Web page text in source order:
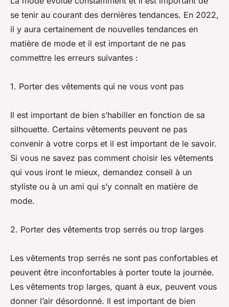
se tenir au courant des dernières tendances. En 2022,
il y aura certainement de nouvelles tendances en
matière de mode et il est important de ne pas
commettre les erreurs suivantes :
1. Porter des vêtements qui ne vous vont pas
Il est important de bien s’habiller en fonction de sa
silhouette. Certains vêtements peuvent ne pas
convenir à votre corps et il est important de le savoir.
Si vous ne savez pas comment choisir les vêtements
qui vous iront le mieux, demandez conseil à un
styliste ou à un ami qui s’y connaît en matière de
mode.
2. Porter des vêtements trop serrés ou trop larges
Les vêtements trop serrés ne sont pas confortables et
peuvent être inconfortables à porter toute la journée.
Les vêtements trop larges, quant à eux, peuvent vous
donner l’air désordonné. Il est important de bien